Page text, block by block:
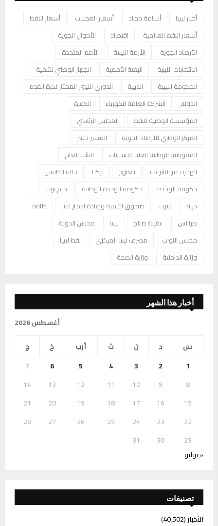
أخبار ليبيا أسامة حماد أسعار العملات
أسعار النفط
أسعار النفط العالمية
اقتصاد
الأحوال الجوية
الأرصاد الجوية
الأزمة الليبية
الأمم المتحدة
الانتخابات الليبية
البعثة الأممية
الجهاز الوطني للتنمية
الحكومة الليبية
الدبيبة
الدوري الليبي الممتاز لكرة القدم
الدولار
الشركة العامة للكهرباء
الكفرة
المؤسسة الوطنية للنفط
المجلس الرئاسي
المركز الوطني للأرصاد الجوية
المشير حفتر
المفوضية الوطنية العليا للانتخابات
النائب العام
الهجرة غير الشرعية
بنغازي تركيا
حالة الطقس
حكومة الوحدة
حكومة الوحدة الوطنية
خام برنت
درنة
سرت صندوق التنمية وإعادة إعمار ليبيا
طاقة
طرابلس
عقيلة صالح ليبيا
مجلس الدولة
مجلس النواب
مصرف ليبيا المركزي
نفط ليبيا
وزارة الداخلية
وزارة الصحة
أخبار هذا الشهر
أغسطس 2026
س
د ن ث أرب خ
ج
1
2
3
4
5
6
7
8
9
10
11
12
13
14
15
16
17
18
19
20
21
22
23
24
25
26
27
28
29
30
31
« يوليو
تصنيفات
الأخبار(40٬502)